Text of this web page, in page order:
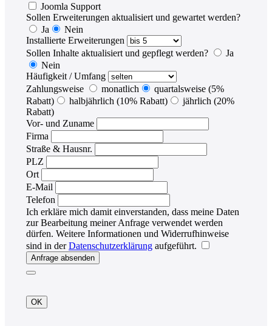
Joomla Support
Sollen Erweiterungen aktualisiert und gewartet werden?
Ja
Nein
Installierte Erweiterungen
Sollen Inhalte aktualisiert und gepflegt werden?
Ja
Nein
Häufigkeit / Umfang
Zahlungsweise
monatlich
quartalsweise (5%
Rabatt)
halbjährlich (10% Rabatt)
jährlich (20%
Rabatt)
Vor- und Zuname
Firma
Straße & Hausnr.
PLZ
Ort
E-Mail
Telefon
Ich erkläre mich damit einverstanden, dass meine Daten
zur Bearbeitung meiner Anfrage verwendet werden
dürfen. Weitere Informationen und Widerrufhinweise
sind in derDatenschutzerklärung aufgeführt.
Anfrage absenden
OK